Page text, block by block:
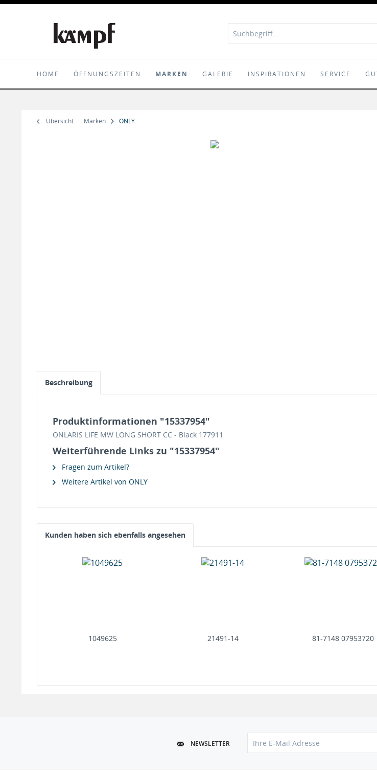
HOME ÖFFNUNGSZEITEN MARKEN GALERIE INSPIRATIONEN SERVICE
Übersicht Marken ONLY
Beschreibung
Produktinformationen "15337954"
ONLARIS LIFE MW LONG SHORT CC - Black 177911
Weiterführende Links zu "15337954"
Fragen zum Artikel?
Weitere Artikel von ONLY
Kunden haben sich ebenfalls angesehen
1049625 21491-14 81-7148 07953720
NEWSLETTER